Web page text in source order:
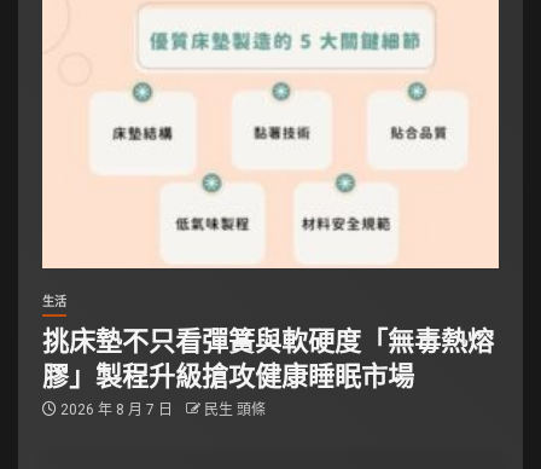
生活
挑床墊不只看彈簧與軟硬度「無毒熱熔
膠」製程升級搶攻健康睡眠市場
2026 年 8 月 7 日 民生 頭條